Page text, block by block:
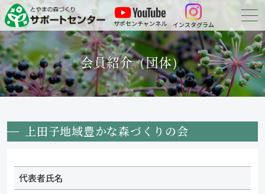
サポセンチャンネル インスタグラム
森づくりについて
森づくりに参加する
申請・報告等のダウンロード
お問い合わせ
会員紹介（団体）
上田子地域豊かな森づくりの会
代表者氏名